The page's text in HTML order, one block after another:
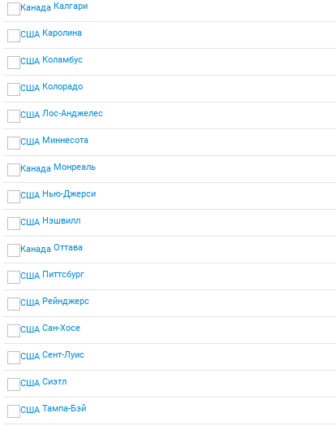
Калгари
Каролина
Коламбус
Колорадо
Лос-Анджелес
Миннесота
Монреаль
Нью-Джерси
Нэшвилл
Оттава
Питтсбург
Рейнджерс
Сан-Хосе
Сент-Луис
Сиэтл
Тампа-Бэй